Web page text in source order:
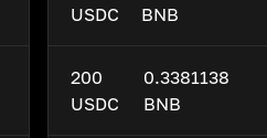
USDC
BNB
200
USDC
0.3381138
BNB